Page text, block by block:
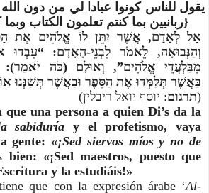
ربانيين بما كنتم تعلمون الكتاب وبما كنتم تدرسون}
בַּאֲשֶׁר תְּלַמְּדוּ אֶת הַסֵּפֶר וּבַאֲשֶׁר תְּשַׁנְּנוּ
(תרגום: יוסף יואל ריבלין)
que una persona a quien Di’s da la
sabiduría y el profetismo, vaya
gente: «¡Sed siervos míos y no de
bien: «¡Sed maestros, puesto que
y la estudiáis!»
que con la expresión árabe ‘Al-